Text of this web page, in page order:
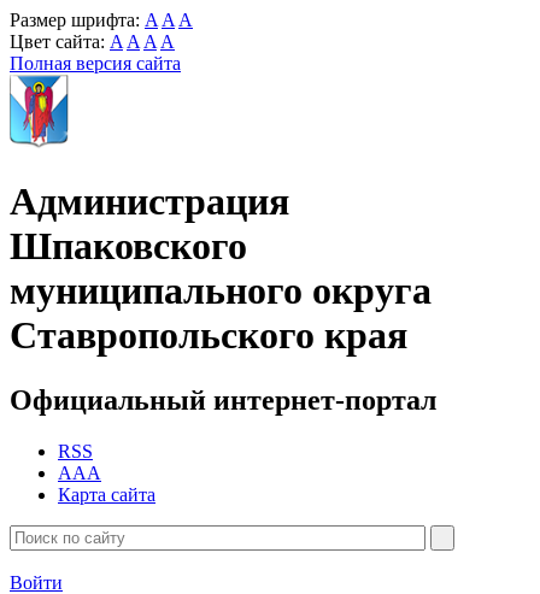
Размер шрифта: A A A
Цвет сайта: A A A A
Полная версия сайта
Администрация
Шпаковского
муниципального округа
Ставропольского края
Официальный интернет-портал
RSS
AAA
Карта сайта
Войти